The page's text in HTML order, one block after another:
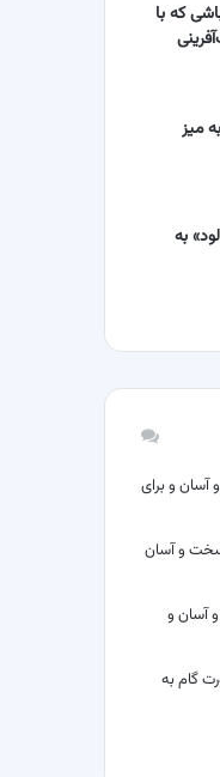
که با
میز
به
آسان و برای
سخت و آسان
آسان و
گام به